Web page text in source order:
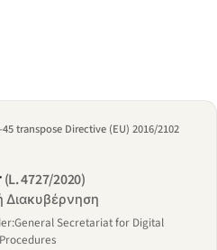
transpose Directive (EU) 2016/2102
(L. 4727/2020)
Διακυβέρνηση
Secretariat for Digital